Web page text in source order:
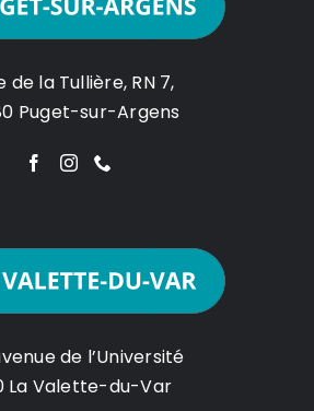
de la Tullière, RN 7,
Puget-sur-Argens
de l’Université
La Valette-du-Var